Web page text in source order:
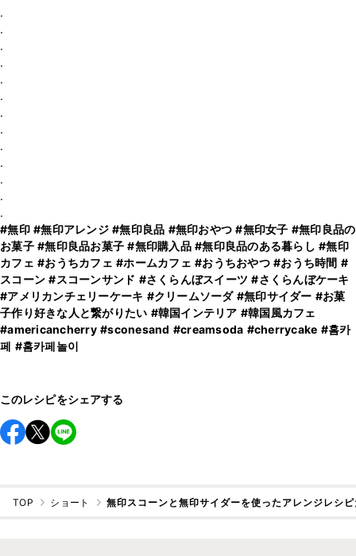
.
.
.
.
.
.
.
.
.
.
.
.
#無印 #無印アレンジ #無印良品 #無印おやつ #無印女子 #無印良品の
お菓子 #無印良品お菓子 #無印購入品 #無印良品のある暮らし #無印
カフェ #おうちカフェ #ホームカフェ #おうちおやつ #おうち時間 #
スコーン #スコーンサンド #さくらんぼスイーツ #さくらんぼケーキ
#アメリカンチェリーケーキ #クリームソーダ #無印サイダー #お菓
子作り好きな人と繋がりたい #韓国インテリア #韓国風カフェ
#americancherry #sconesand #creamsoda #cherrycake #홈카
페 #홈카페놀이
このレシピをシェアする
TOP ショート 無印スコーンと無印サイダーを使ったアレンジレシ